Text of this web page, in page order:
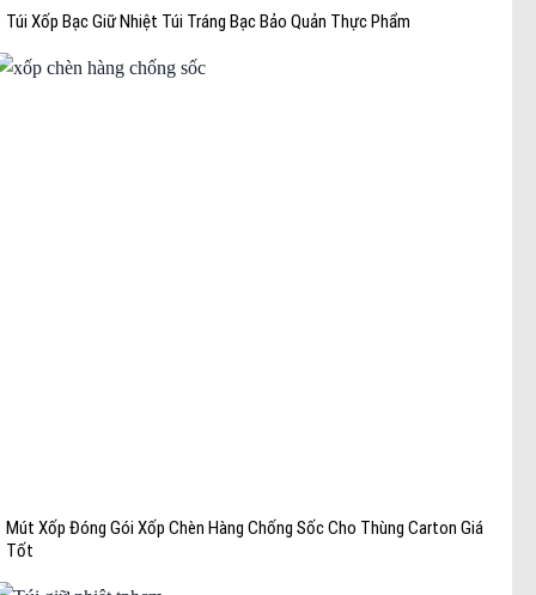
Túi Xốp Bạc Giữ Nhiệt Túi Tráng Bạc Bảo Quản Thực Phẩm
Mút Xốp Đóng Gói Xốp Chèn Hàng Chống Sốc Cho Thùng Carton Giá
Tốt